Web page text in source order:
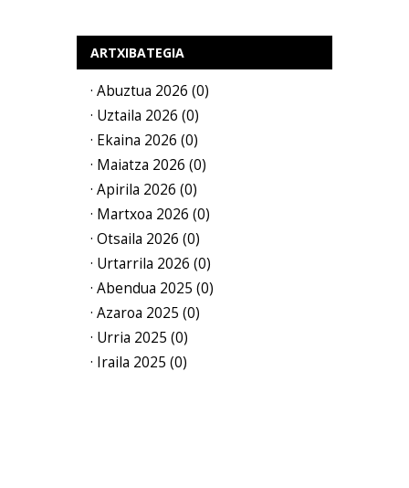
ARTXIBATEGIA
· Abuztua 2026 (0)
· Uztaila 2026 (0)
· Ekaina 2026 (0)
· Maiatza 2026 (0)
· Apirila 2026 (0)
· Martxoa 2026 (0)
· Otsaila 2026 (0)
· Urtarrila 2026 (0)
· Abendua 2025 (0)
· Azaroa 2025 (0)
· Urria 2025 (0)
· Iraila 2025 (0)